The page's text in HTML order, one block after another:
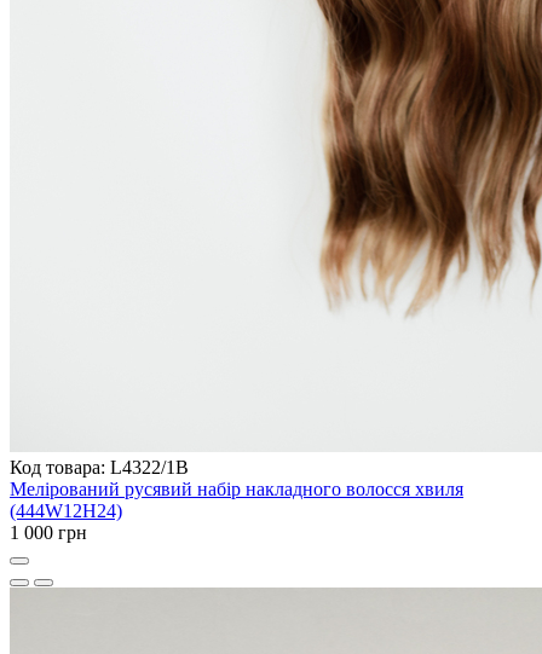
Код товара: L4322/1B
Мелірований русявий набір накладного волосся хвиля
(444W12H24)
1 000 грн